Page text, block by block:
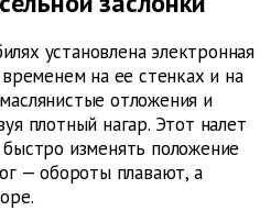
установлена электронная
временем на ее стенках и на
отложения и
плотный нагар. Этот налет
изменять положение
— обороты плавают, а